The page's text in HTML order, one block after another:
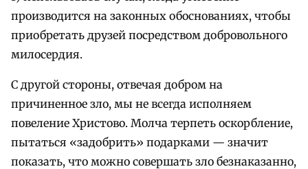
производится на законных обоснованиях, чтобы
приобретать друзей посредством добровольного
милосердия.
С другой стороны, отвечая добром на
причиненное зло, мы не всегда исполняем
повеление Христово. Молча терпеть оскорбление,
пытаться «задобрить» подарками — значит
показать, что можно совершать зло безнаказанно,